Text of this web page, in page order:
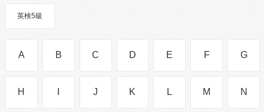
英検5級
A B C D E F G
H J K L M N